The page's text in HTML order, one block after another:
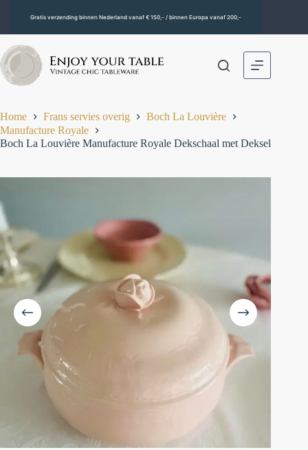
Gratis verzending binnen Nederland vanaf € 150,- / binnen Europa vanaf 200,-
Home Frans servies overig
Boch La Louvière
Manufacture Royale
Boch La Louvière Manufacture Royale Dekschaal met Deksel